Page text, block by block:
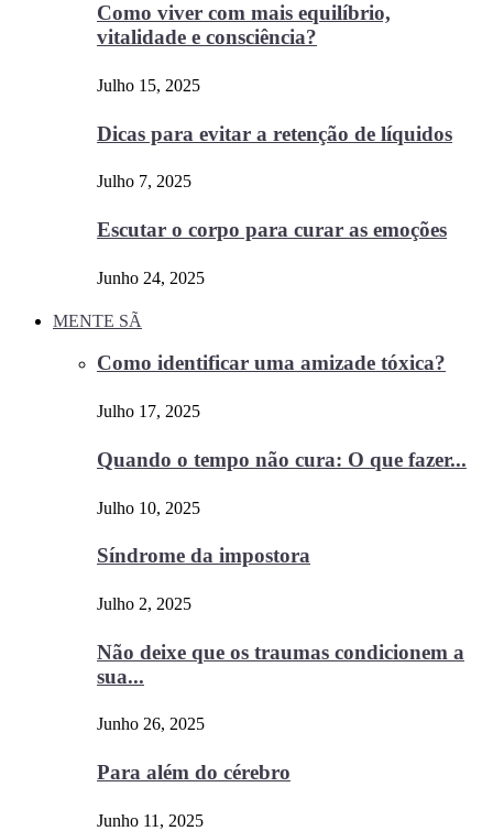
Como viver com mais equilíbrio,
vitalidade e consciência?
Julho 15, 2025
Dicas para evitar a retenção de líquidos
Julho 7, 2025
Escutar o corpo para curar as emoções
Junho 24, 2025
MENTE SÃ
Como identificar uma amizade tóxica?
Julho 17, 2025
Quando o tempo não cura: O que fazer...
Julho 10, 2025
Síndrome da impostora
Julho 2, 2025
Não deixe que os traumas condicionem a
sua...
Junho 26, 2025
Para além do cérebro
Junho 11, 2025